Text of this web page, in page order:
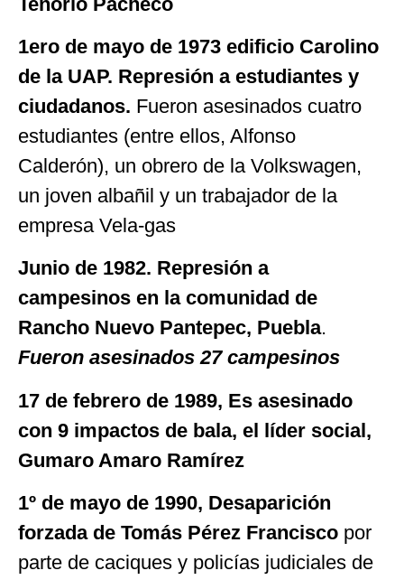
1ero de mayo de 1973 edificio Carolino
de la UAP. Represión a estudiantes y
ciudadanos. Fueron asesinados cuatro
estudiantes (entre ellos, Alfonso
Calderón), un obrero de la Volkswagen,
un joven albañil y un trabajador de la
empresa Vela-gas
Junio de 1982. Represión a
campesinos en la comunidad de
Rancho Nuevo Pantepec, Puebla.
Fueron asesinados 27 campesinos
17 de febrero de 1989, Es asesinado
con 9 impactos de bala, el líder social,
Gumaro Amaro Ramírez
1º de mayo de 1990, Desaparición
forzada de Tomás Pérez Francisco por
parte de caciques y policías judiciales de